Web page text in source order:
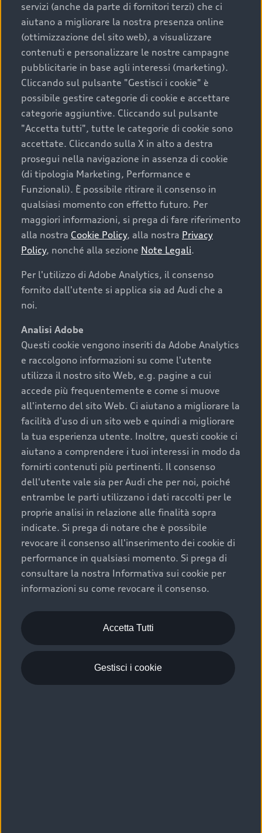
La qualità di acquistare
un’auto usata Audi
Scegliere un’auto usata è una decisione che coniuga
convenienza, affidabilità e sostenibilità. Per fare un
acquisto sicuro, è essenziale considerare aspetti
determinanti come la garanzia inclusa e l’affidabilità del
marchio. Audi offre l’auto usata perfetta tramite Audi
Prima Scelta :plus
Cosa sapere prima di
acquistare la tua prossima
auto
I requisiti fondamentali da considerare prima di
acquistare un’auto usata, oltre al prezzo e all'aspetto,
chilometraggio: un valore contenuto corrisponde a
uno stato migliore del veicolo e a una maggiore
durata nel tempo;
cronologia dei tagliandi: una documentazione
completa della vettura certifica una manutenzione
costante e accurata;
condizioni della carrozzeria e degli interni: una
buona conservazione evidenzia cura e attenzione del
precedente proprietario;
efficienza meccanica: motore, trasmissione e
componenti principali in ottimo stato garantiscono
prestazioni affidabili e sicure.
Acquistare un’auto usata in una Concessionaria ufficiale
Audi che offre l’usato garantito tramite Audi Prima
Scelta :plus, significa affidarsi ad un prodotto che viene
sottoposto a 110 controlli approfonditi e coperto da
garanzia fino a 4 anni per una maggiore tutela del tuo
acquisto.
servizi (anche da parte di fornitori terzi) che ci
aiutano a migliorare la nostra presenza online
(ottimizzazione del sito web), a visualizzare
contenuti e personalizzare le nostre campagne
pubblicitarie in base agli interessi (marketing).
Cliccando sul pulsante "Gestisci i cookie" è
possibile gestire categorie di cookie e accettare
categorie aggiuntive. Cliccando sul pulsante
"Accetta tutti", tutte le categorie di cookie sono
accettate. Cliccando sulla X in alto a destra
prosegui nella navigazione in assenza di cookie
(di tipologia Marketing, Performance e
Funzionali). È possibile ritirare il consenso in
qualsiasi momento con effetto futuro. Per
maggiori informazioni, si prega di fare riferimento
alla nostra Cookie Policy, alla nostra Privacy
Policy, nonché alla sezione Note Legali.
Per l'utilizzo di Adobe Analytics, il consenso
fornito dall'utente si applica sia ad Audi che a
noi.
Analisi Adobe
Questi cookie vengono inseriti da Adobe Analytics
e raccolgono informazioni su come l'utente
utilizza il nostro sito Web, e.g. pagine a cui
accede più frequentemente e come si muove
all'interno del sito Web. Ci aiutano a migliorare la
facilità d'uso di un sito web e quindi a migliorare
la tua esperienza utente. Inoltre, questi cookie ci
aiutano a comprendere i tuoi interessi in modo da
fornirti contenuti più pertinenti. Il consenso
dell'utente vale sia per Audi che per noi, poiché
entrambe le parti utilizzano i dati raccolti per le
proprie analisi in relazione alle finalità sopra
indicate. Si prega di notare che è possibile
revocare il consenso all'inserimento dei cookie di
performance in qualsiasi momento. Si prega di
consultare la nostra Informativa sui cookie per
informazioni su come revocare il consenso.
Accetta Tutti
Gestisci i cookie